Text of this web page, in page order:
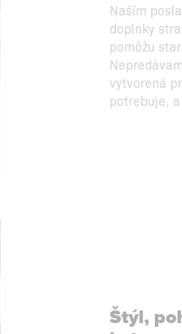
Naším
doplnky
pomôžu
vytvorená
potrebuje,
Štýl,